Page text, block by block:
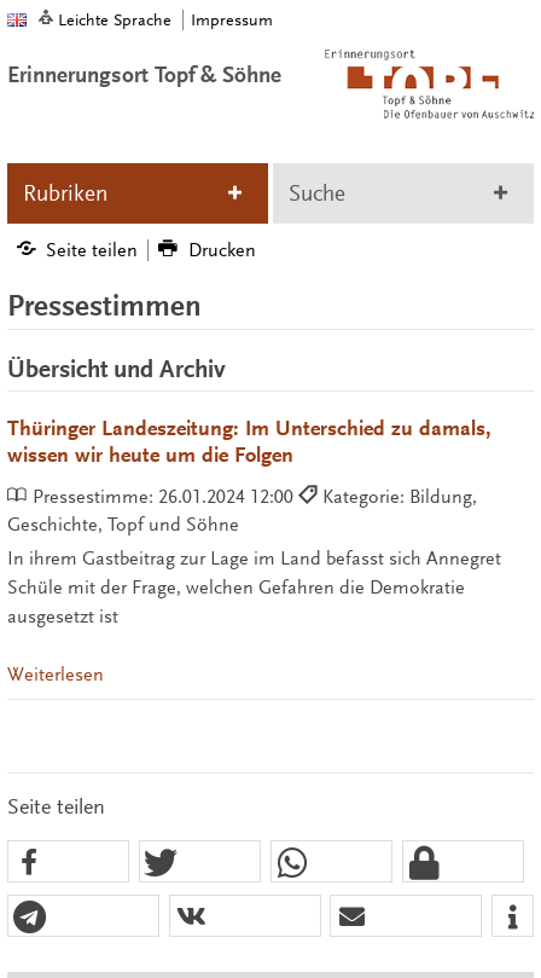
Leichte Sprache Impressum
Erinnerungsort Topf & Söhne
Rubriken Suche
Seite teilen Drucken
Pressestimmen
Übersicht und Archiv
Thüringer Landeszeitung: Im Unterschied zu damals,
wissen wir heute um die Folgen
Pressestimme: 26.01.2024 12:00
Kategorie: Bildung,
Geschichte, Topf und Söhne
In ihrem Gastbeitrag zur Lage im Land befasst sich Annegret
Schüle mit der Frage, welchen Gefahren die Demokratie
ausgesetzt ist
Weiterlesen
Seite teilen